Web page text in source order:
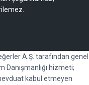
A.Ş. tarafından genel
Danışmanlığı hizmeti;
kabul etmeyen